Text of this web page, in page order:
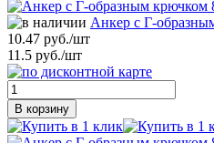
Анкер с Г-
10.47 руб./шт
11.5 руб./шт
В корзину